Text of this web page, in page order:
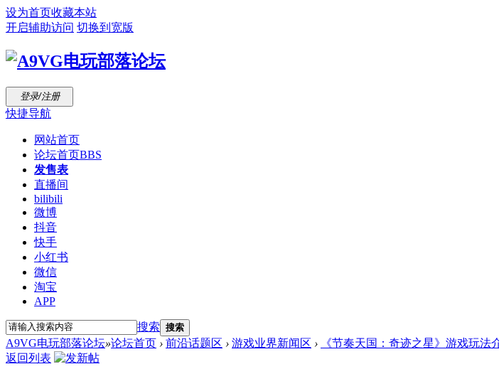
设为首页收藏本站
开启辅助访问 切换到宽版
登录/注册
快捷导航
网站首页
论坛首页BBS
发售表
直播间
bilibili
微博
抖音
快手
小红书
微信
淘宝
APP
搜索 搜索
A9VG电玩部落论坛»论坛首页 › 前沿话题区 › 游戏业界新闻区 ›
《节奏天国：奇迹之星》游戏玩法
返回列表